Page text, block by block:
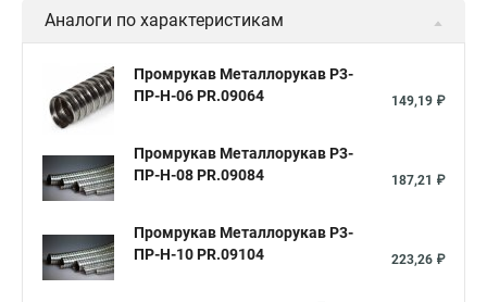
Металлорукав в пвх 50 Металлорукав в изоляции 20
Металлорукав ду Металлорукав для кабеля
Металлорукав зэта Металлорукав мрпи
Металлорукав в пвх изоляции рз
Металлорукав выхлопной Металлорукав кабельный
Металлорукав нержавеющий
Аналоги по характеристикам
Промрукав Металлорукав Р3-
ПР-Н-06 PR.09064
149,19 ₽
Промрукав Металлорукав Р3-
ПР-Н-08 PR.09084
187,21 ₽
Промрукав Металлорукав Р3-
ПР-Н-10 PR.09104
223,26 ₽